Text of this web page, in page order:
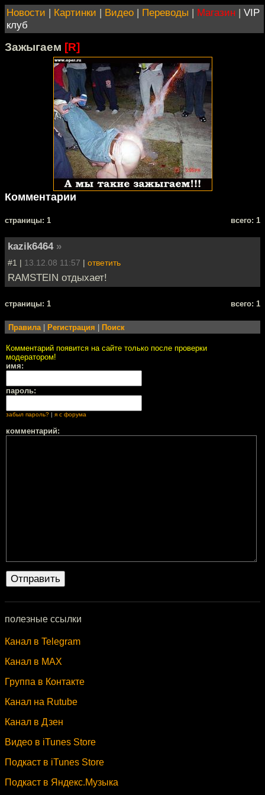
Новости | Картинки | Видео | Переводы | Магазин | VIP
клуб
Зажыгаем [R]
Комментарии
cтраницы: 1 всего: 1
kazik6464 »
#1 | 13.12.08 11:57 | ответить
RAMSTEIN отдыхает!
cтраницы: 1 всего: 1
Правила Регистрация Поиск
Комментарий появится на сайте только после проверки
модератором!
имя:
пароль:
забыл пароль? | я с форума
комментарий:
полезные ссылки
Канал в Telegram
Канал в MAX
Группа в Контакте
Канал на Rutube
Канал в Дзен
Видео в iTunes Store
Подкаст в iTunes Store
Подкаст в Яндекс.Музыка